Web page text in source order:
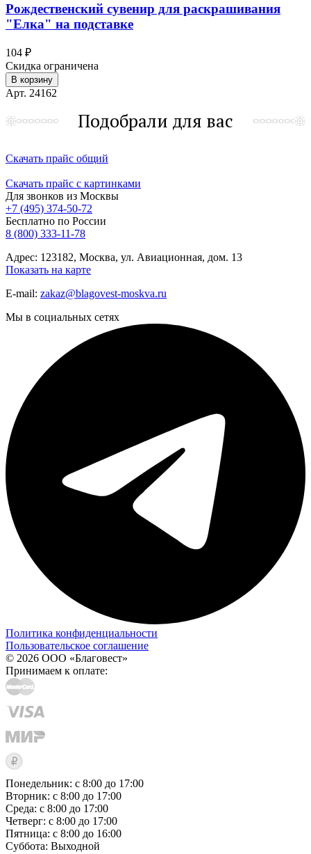
Рождественский сувенир для раскрашивания
"Елка" на подставке
104 ₽
Скидка ограничена
В корзину
Арт. 24162
Подобрали для вас
Скачать прайс общий
Скачать прайс с картинками
Для звонков из Москвы
+7 (495) 374-50-72
Бесплатно по России
8 (800) 333-11-78
Адрес: 123182, Москва, ул. Авиационная, дом. 13
Показать на карте
E-mail: zakaz@blagovest-moskva.ru
Мы в социальных сетях
Политика конфиденциальности
Пользовательское соглашение
© 2026 ООО «Благовест»
Принимаем к оплате:
Понедельник: с 8:00 до 17:00
Вторник: с 8:00 до 17:00
Среда: с 8:00 до 17:00
Четверг: с 8:00 до 17:00
Пятница: с 8:00 до 16:00
Суббота: Выходной